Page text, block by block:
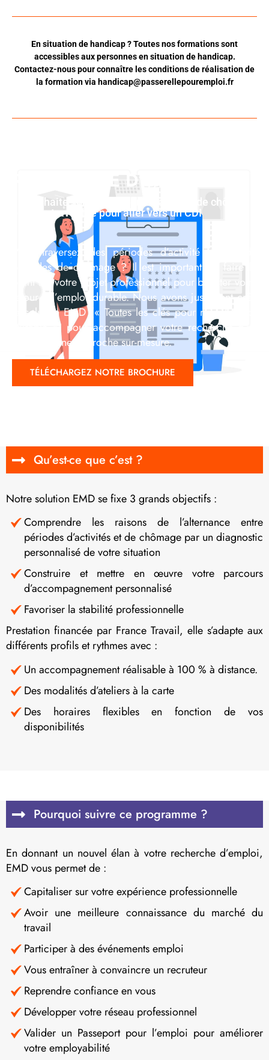
En situation de handicap ? Toutes nos formations sont
accessibles aux personnes en situation de handicap.
Contactez-nous pour connaître les conditions de réalisation de
la formation via handicap@passerellepouremploi.fr
RECHERCHE D’EMPLOI
Je souhaite sortir de l'alternance période chômée /
période travaillée pour aller vers un CDI
Vous traversez des périodes d’activité suivies de
périodes de chômage ? Il est important de faire le
point sur votre projet professionnel pour booster votre
retour à l’emploi durable. Nous avons justement créé
la solution EMD (« Toutes les clés pour mon EMploi
Durable ») pour accompagner votre recherche d’un
CDI avec une approche sur-mesure.
TÉLÉCHARGEZ NOTRE BROCHURE
Qu’est-ce que c’est ?
Notre solution EMD se fixe 3 grands objectifs :
Comprendre les raisons de l’alternance entre
périodes d’activités et de chômage par un diagnostic
personnalisé de votre situation
Construire et mettre en œuvre votre parcours
d’accompagnement personnalisé
Favoriser la stabilité professionnelle
Prestation financée par France Travail, elle s’adapte aux
différents profils et rythmes avec :
Un accompagnement réalisable à 100 % à distance.
Des modalités d’ateliers à la carte
Des horaires flexibles en fonction de vos
disponibilités
Pourquoi suivre ce programme ?
En donnant un nouvel élan à votre recherche d’emploi,
EMD vous permet de :
Capitaliser sur votre expérience professionnelle
Avoir une meilleure connaissance du marché du
travail
Participer à des événements emploi
Vous entraîner à convaincre un recruteur
Reprendre confiance en vous
Développer votre réseau professionnel
Valider un Passeport pour l’emploi pour améliorer
votre employabilité